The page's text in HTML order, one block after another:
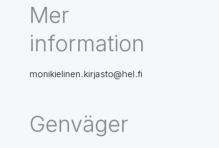
Mer
information
monikielinen.kirjasto@hel.fi
Genväger